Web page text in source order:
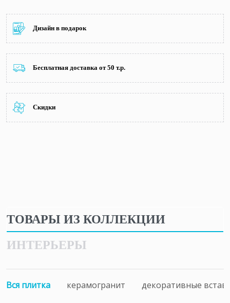
Дизайн в подарок
Бесплатная доставка от 50 т.р.
Скидки
ТОВАРЫ ИЗ КОЛЛЕКЦИИ
ИНТЕРЬЕРЫ
Вся плитка керамогранит декоративные